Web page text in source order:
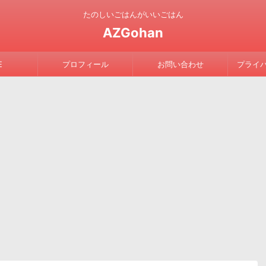
たのしいごはんがいいごはん
AZGohan
プロフィール お問い合わせ プライ